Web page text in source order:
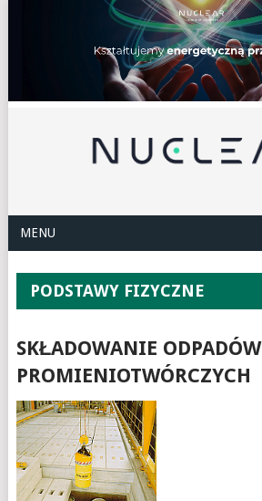
MENU
PODSTAWY FIZYCZNE
SKŁADOWANIE ODPADÓW
PROMIENIOTWÓRCZYCH